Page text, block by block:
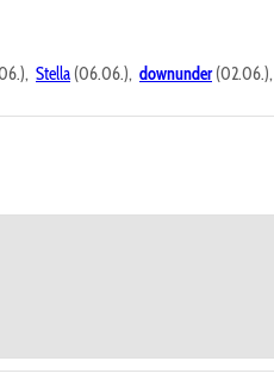
Stella (06.06.), downunder(02.06.),